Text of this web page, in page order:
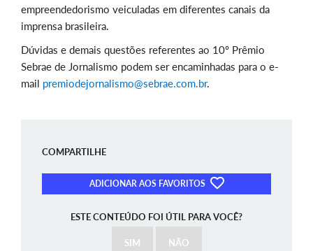
empreendedorismo veiculadas em diferentes canais da
imprensa brasileira.
Dúvidas e demais questões referentes ao 10º Prêmio
Sebrae de Jornalismo podem ser encaminhadas para o e-
mail premiodejornalismo@sebrae.com.br.
COMPARTILHE
ADICIONAR AOS FAVORITOS
ESTE CONTEÚDO FOI ÚTIL PARA VOCÊ?
SIM NÃO